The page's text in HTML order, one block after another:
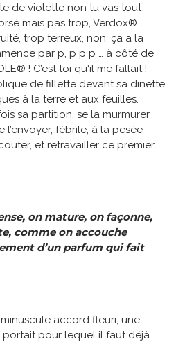
de violette non tu vas tout
mais pas trop, Verdox®
trop terreux, non, ça a la
par p, p p p … à côté de
! C’est toi qu‘il me fallait !
de fillette devant sa dinette
à la terre et aux feuilles.
sa partition, se la murmurer
fébrile, à la pesée
et retravailler ce premier
on mature, on façonne,
comme on accouche
d’un parfum qui fait
accord fleuri, une
pour lequel il faut déjà